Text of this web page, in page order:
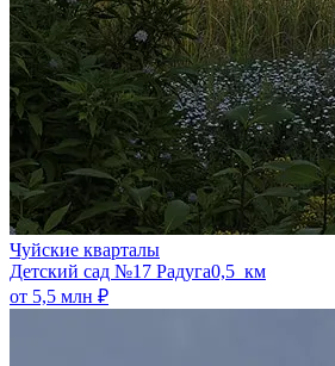
Чуйские кварталы
​Детский сад №17 Радуга0,5 км
от 5,5 млн ₽